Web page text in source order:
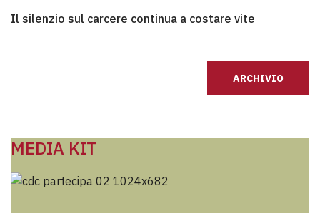
Il silenzio sul carcere continua a costare vite
ARCHIVIO
MEDIA KIT